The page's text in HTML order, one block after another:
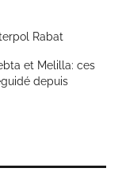
Rabat
et Melilla: ces
depuis